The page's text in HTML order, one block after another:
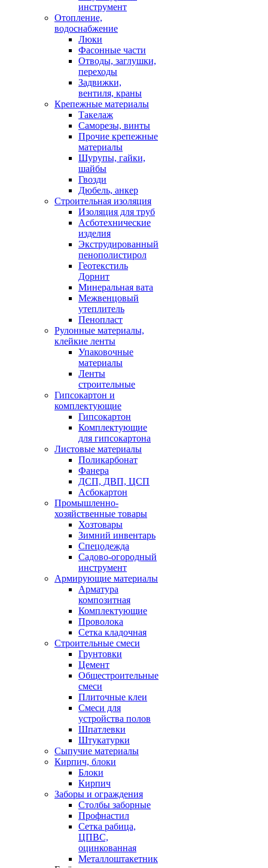
инструмент
Отопление,
водоснабжение
Люки
Фасонные части
Отводы, заглушки,
переходы
Задвижки,
вентиля, краны
Крепежные материалы
Такелаж
Саморезы, винты
Прочие крепежные
материалы
Шурупы, гайки,
шайбы
Гвозди
Дюбель, анкер
Строительная изоляция
Изоляция для труб
Асботехнические
изделия
Экструдированный
пенополистирол
Геотекстиль
Дорнит
Минеральная вата
Межвенцовый
утеплитель
Пенопласт
Рулонные материалы,
клейкие ленты
Упаковочные
материалы
Ленты
строительные
Гипсокартон и
комплектующие
Гипсокартон
Комплектующие
для гипсокартона
Листовые материалы
Поликарбонат
Фанера
ДСП, ДВП, ЦСП
Асбокартон
Промышленно-
хозяйственные товары
Хозтовары
Зимний инвентарь
Спецодежда
Садово-огородный
инструмент
Армирующие материалы
Арматура
композитная
Комплектующие
Проволока
Сетка кладочная
Строительные смеси
Грунтовки
Цемент
Общестроительные
смеси
Плиточные клеи
Смеси для
устройства полов
Шпатлевки
Штукатурки
Сыпучие материалы
Кирпич, блоки
Блоки
Кирпич
Заборы и ограждения
Столбы заборные
Профнастил
Сетка рабица,
ЦПВС,
оцинкованная
Металлоштакетник